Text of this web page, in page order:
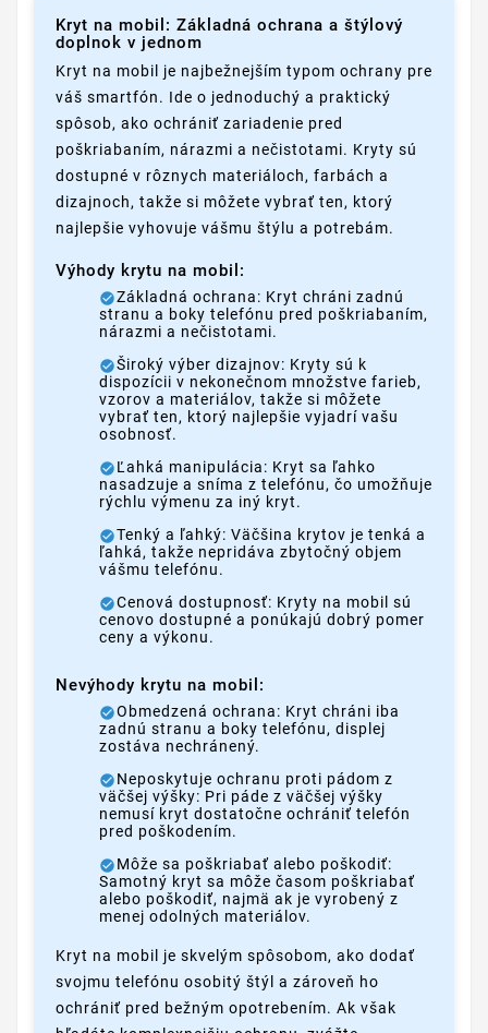
Kryt na mobil: Základná ochrana a štýlový
doplnok v jednom
Kryt na mobil je najbežnejším typom ochrany pre
váš smartfón. Ide o jednoduchý a praktický
spôsob, ako ochrániť zariadenie pred
poškriabaním, nárazmi a nečistotami. Kryty sú
dostupné v rôznych materiáloch, farbách a
dizajnoch, takže si môžete vybrať ten, ktorý
najlepšie vyhovuje vášmu štýlu a potrebám.
Výhody krytu na mobil:
Základná ochrana: Kryt chráni zadnú
stranu a boky telefónu pred poškriabaním,
nárazmi a nečistotami.
Široký výber dizajnov: Kryty sú k
dispozícii v nekonečnom množstve farieb,
vzorov a materiálov, takže si môžete
vybrať ten, ktorý najlepšie vyjadrí vašu
osobnosť.
Ľahká manipulácia: Kryt sa ľahko
nasadzuje a sníma z telefónu, čo umožňuje
rýchlu výmenu za iný kryt.
Tenký a ľahký: Väčšina krytov je tenká a
ľahká, takže nepridáva zbytočný objem
vášmu telefónu.
Cenová dostupnosť: Kryty na mobil sú
cenovo dostupné a ponúkajú dobrý pomer
ceny a výkonu.
Nevýhody krytu na mobil:
Obmedzená ochrana: Kryt chráni iba
zadnú stranu a boky telefónu, displej
zostáva nechránený.
Neposkytuje ochranu proti pádom z
väčšej výšky: Pri páde z väčšej výšky
nemusí kryt dostatočne ochrániť telefón
pred poškodením.
Môže sa poškriabať alebo poškodiť:
Samotný kryt sa môže časom poškriabať
alebo poškodiť, najmä ak je vyrobený z
menej odolných materiálov.
Kryt na mobil je skvelým spôsobom, ako dodať
svojmu telefónu osobitý štýl a zároveň ho
ochrániť pred bežným opotrebením. Ak však